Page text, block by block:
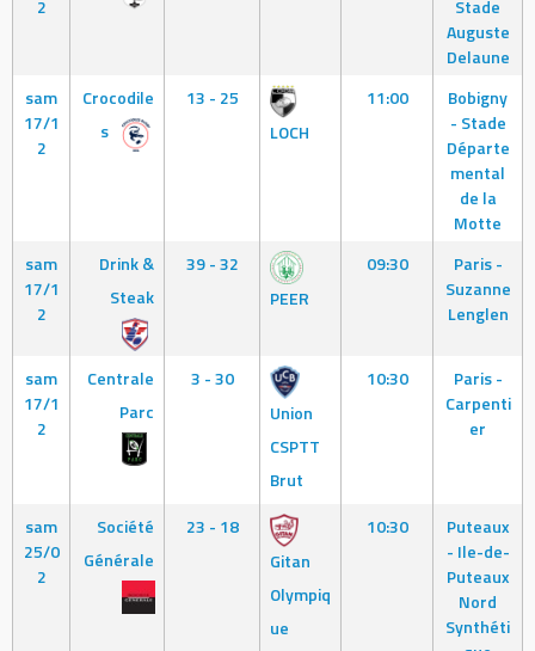
2
Stade
Auguste
Delaune
sam
17/1
2
Crocodile
s
13 - 25
LOCH
11:00
Bobigny
- Stade
Départe
mental
de la
Motte
sam
17/1
2
Drink &
Steak
39 - 32
PEER
09:30
Paris -
Suzanne
Lenglen
sam
17/1
2
Centrale
Parc
3 - 30
Union
CSPTT
Brut
10:30
Paris -
Carpenti
er
sam
25/0
2
Société
Générale
23 - 18
Gitan
Olympiq
ue
10:30
Puteaux
- Ile-de-
Puteaux
Nord
Synthéti